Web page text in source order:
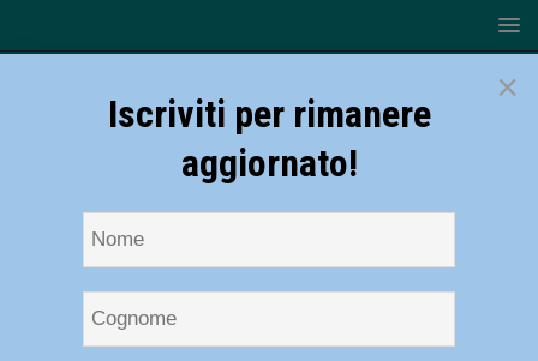
×
Iscriviti per rimanere
aggiornato!